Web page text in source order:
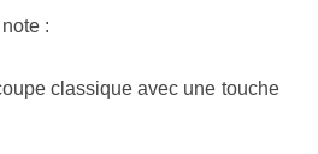
:
classique avec une touche